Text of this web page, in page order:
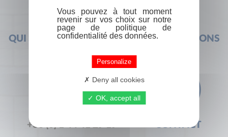
QUI SOMMES-NOUS ? FOIRE AUX QUESTIONS
+33 (0) 1 44 41 29 19 CONTACT
Vous pouvez à tout moment
revenir sur vos choix sur notre
page de politique de
confidentialité des données.
Personalize
Deny all cookies
OK, accept all